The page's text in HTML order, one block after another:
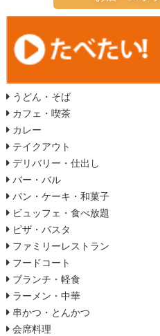
うどん・そば
カフェ・喫茶
カレー
テイクアウト
デリバリー・仕出し
バー・バル
パン・ケーキ・和菓子
ビュッフェ・食べ放題
ピザ・パスタ
ファミリーレストラン
フードコート
ブランチ・軽食
ラーメン・中華
串かつ・とんかつ
会席料理